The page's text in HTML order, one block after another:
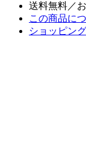
送料無料／
この商品に
ショッピン